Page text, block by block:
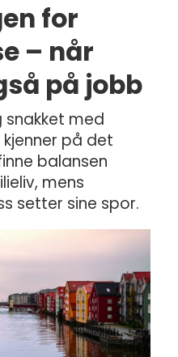
for
– når
på jobb
snakket med
på det
balansen
mens
setter sine spor.